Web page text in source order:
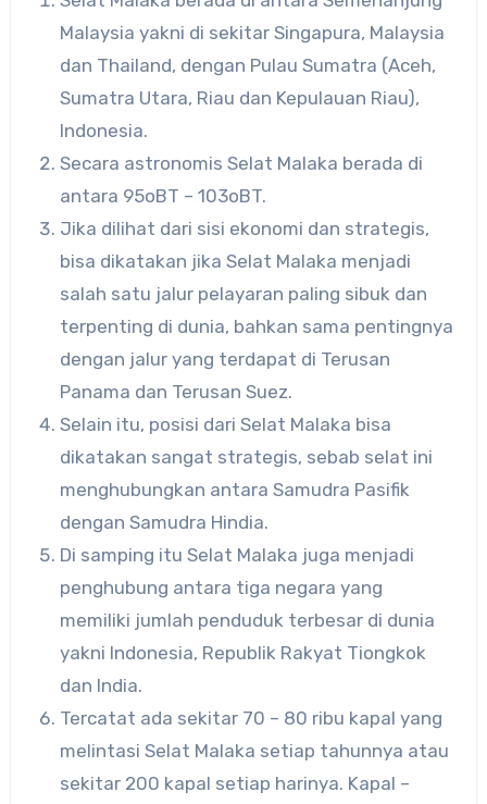
Malaysia yakni di sekitar Singapura, Malaysia
dan Thailand, dengan Pulau Sumatra (Aceh,
Sumatra Utara, Riau dan Kepulauan Riau),
Indonesia.
Secara astronomis Selat Malaka berada di
antara 95oBT – 103oBT.
Jika dilihat dari sisi ekonomi dan strategis,
bisa dikatakan jika Selat Malaka menjadi
salah satu jalur pelayaran paling sibuk dan
terpenting di dunia, bahkan sama pentingnya
dengan jalur yang terdapat di Terusan
Panama dan Terusan Suez.
Selain itu, posisi dari Selat Malaka bisa
dikatakan sangat strategis, sebab selat ini
menghubungkan antara Samudra Pasifik
dengan Samudra Hindia.
Di samping itu Selat Malaka juga menjadi
penghubung antara tiga negara yang
memiliki jumlah penduduk terbesar di dunia
yakni Indonesia, Republik Rakyat Tiongkok
dan India.
Tercatat ada sekitar 70 – 80 ribu kapal yang
melintasi Selat Malaka setiap tahunnya atau
sekitar 200 kapal setiap harinya. Kapal –